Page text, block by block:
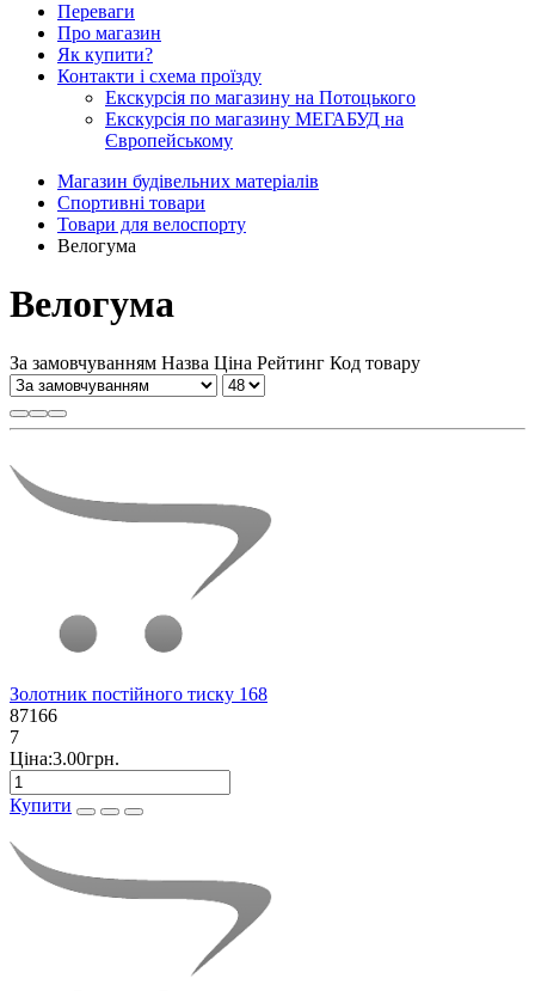
Переваги
Про магазин
Як купити?
Контакти і схема проїзду
Екскурсія по магазину на Потоцького
Екскурсія по магазину МЕГАБУД на
Європейському
Магазин будівельних матеріалів
Спортивні товари
Товари для велоспорту
Велогума
Велогума
За замовчуванням Назва Ціна Рейтинг Код товару
Золотник постійного тиску 168
87166
7
Ціна:3.00грн.
Купити